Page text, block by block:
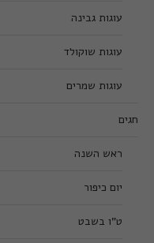
עוגות גבינה
עוגות שוקולד
עוגות שמרים
חגים
ראש השנה
יום כיפור
ט”ו בשבט